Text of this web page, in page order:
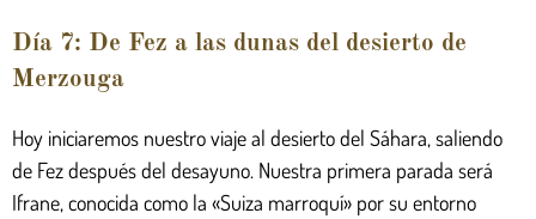
Día 7: De Fez a las dunas del desierto de
Merzouga
Hoy iniciaremos nuestro viaje al desierto del Sáhara, saliendo
de Fez después del desayuno. Nuestra primera parada será
Ifrane, conocida como la «Suiza marroquí» por su entorno